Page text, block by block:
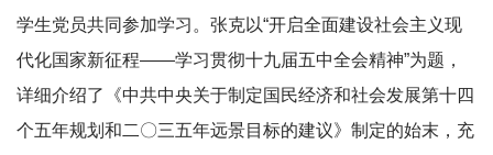
学生党员共同参加学习。张克以“开启全面建设社会主义现
代化国家新征程——学习贯彻十九届五中全会精神”为题，
详细介绍了《中共中央关于制定国民经济和社会发展第十四
个五年规划和二〇三五年远景目标的建议》制定的始末，充